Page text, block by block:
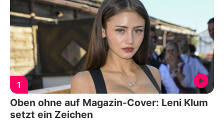
1
Oben ohne auf Magazin-Cover: Leni Klum
setzt ein Zeichen